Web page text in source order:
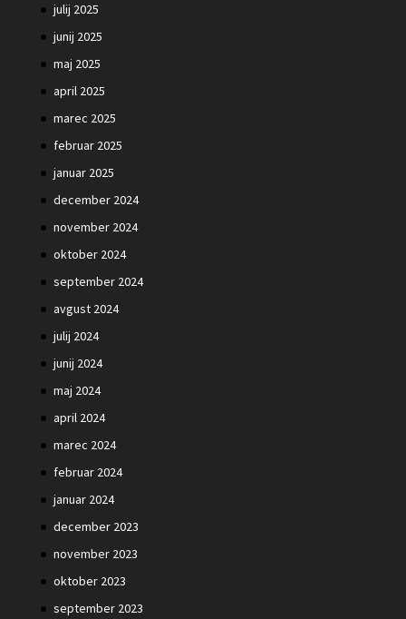
julij 2025
junij 2025
maj 2025
april 2025
marec 2025
februar 2025
januar 2025
december 2024
november 2024
oktober 2024
september 2024
avgust 2024
julij 2024
junij 2024
maj 2024
april 2024
marec 2024
februar 2024
januar 2024
december 2023
november 2023
oktober 2023
september 2023